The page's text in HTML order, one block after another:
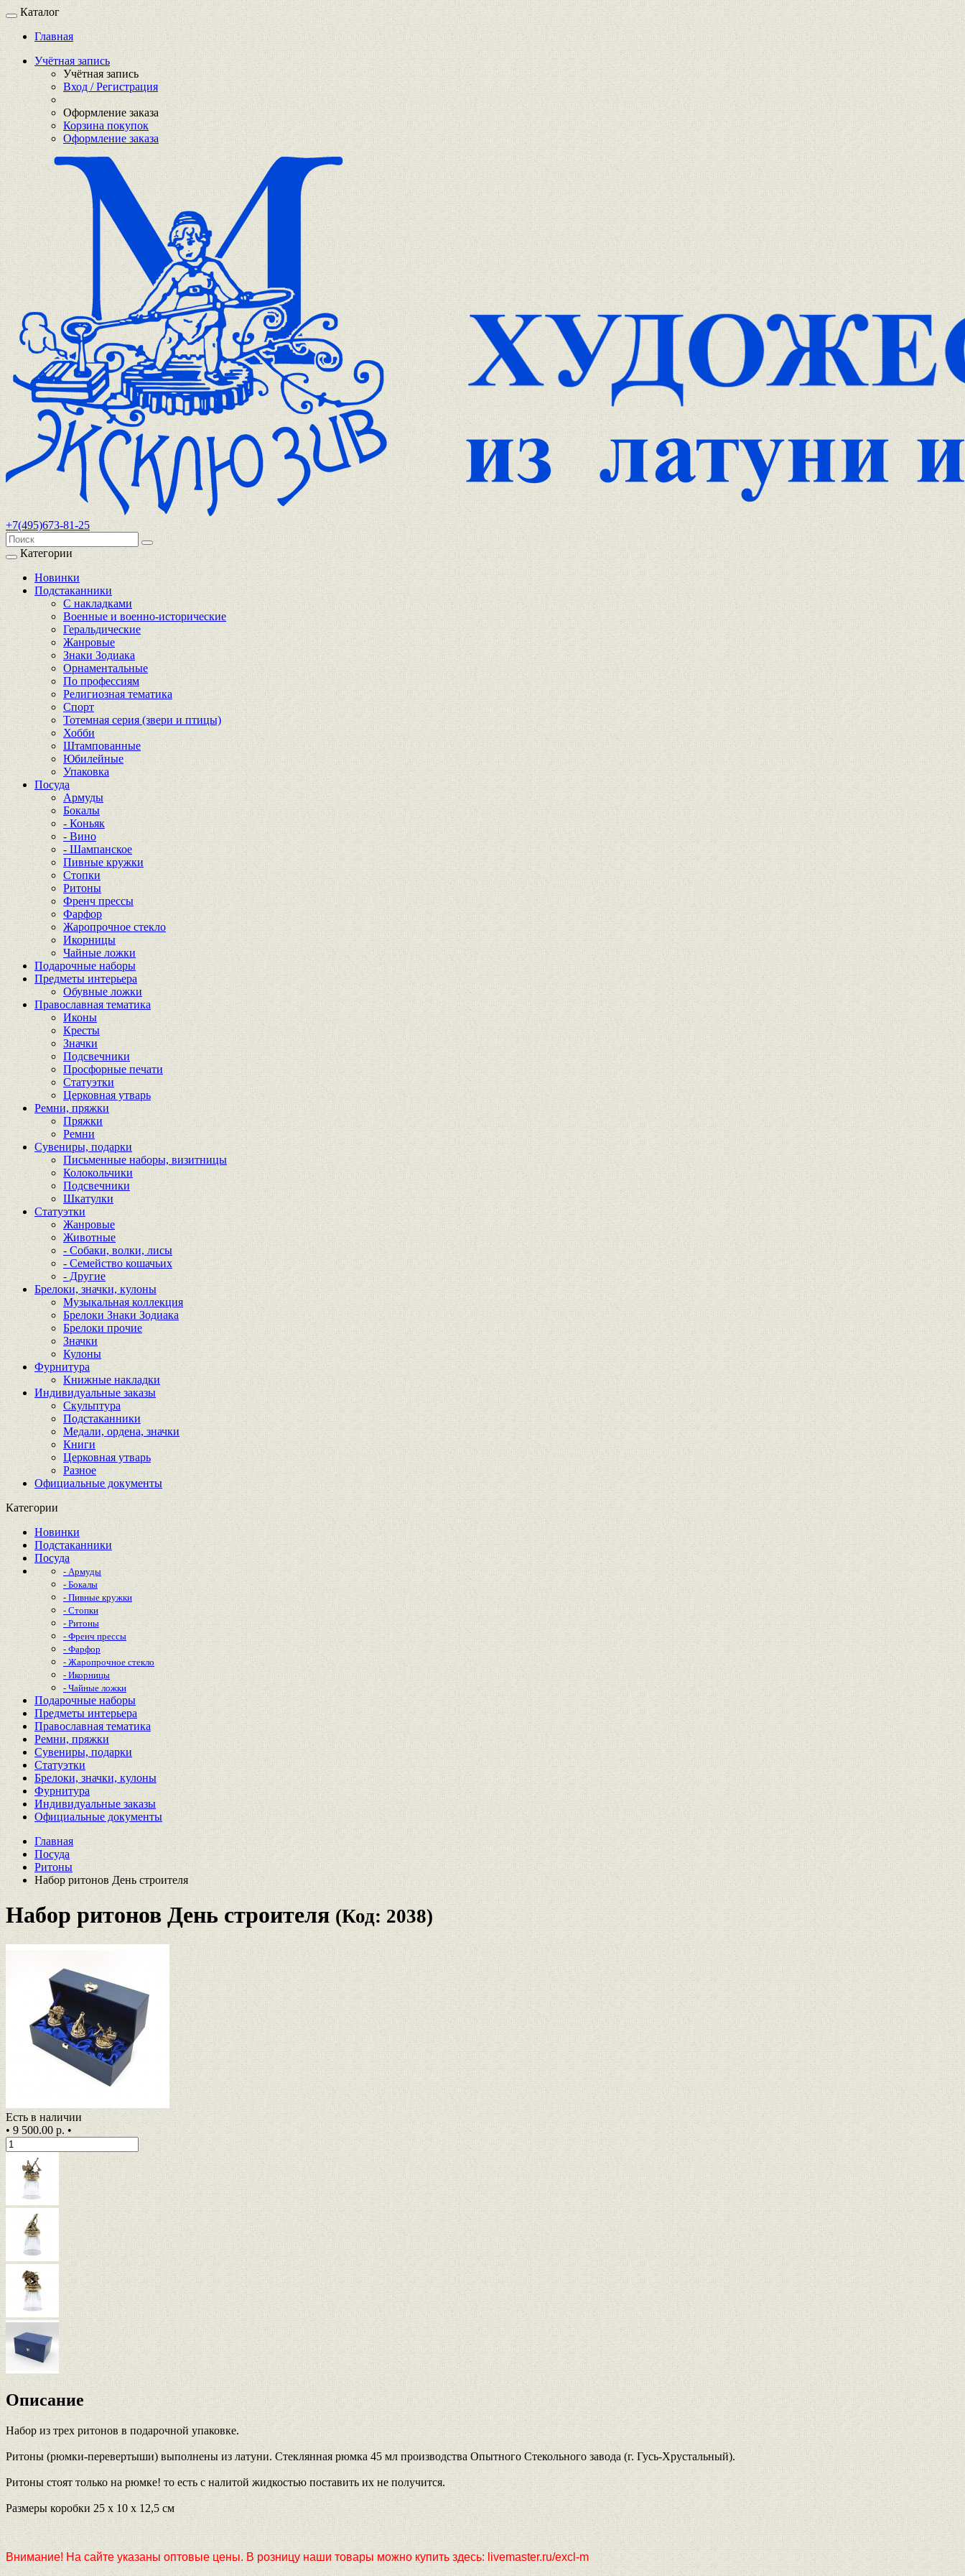
Каталог
Главная
Учётная запись
Учётная запись
Вход / Регистрация
Оформление заказа
Корзина покупок
Оформление заказа
+7(495)673-81-25
Категории
Новинки
Подстаканники
С накладками
Военные и военно-исторические
Геральдические
Жанровые
Знаки Зодиака
Орнаментальные
По профессиям
Религиозная тематика
Спорт
Тотемная серия (звери и птицы)
Хобби
Штампованные
Юбилейные
Упаковка
Посуда
Армуды
Бокалы
- Коньяк
- Вино
- Шампанское
Пивные кружки
Стопки
Ритоны
Френч прессы
Фарфор
Жаропрочное стекло
Икорницы
Чайные ложки
Подарочные наборы
Предметы интерьера
Обувные ложки
Православная тематика
Иконы
Кресты
Значки
Подсвечники
Просфорные печати
Статуэтки
Церковная утварь
Ремни, пряжки
Пряжки
Ремни
Сувениры, подарки
Письменные наборы, визитницы
Колокольчики
Подсвечники
Шкатулки
Статуэтки
Жанровые
Животные
- Собаки, волки, лисы
- Семейство кошачьих
- Другие
Брелоки, значки, кулоны
Музыкальная коллекция
Брелоки Знаки Зодиака
Брелоки прочие
Значки
Кулоны
Фурнитура
Книжные накладки
Индивидуальные заказы
Скульптура
Подстаканники
Медали, ордена, значки
Книги
Церковная утварь
Разное
Официальные документы
Категории
Новинки
Подстаканники
Посуда
- Армуды
- Бокалы
- Пивные кружки
- Стопки
- Ритоны
- Френч прессы
- Фарфор
- Жаропрочное стекло
- Икорницы
- Чайные ложки
Подарочные наборы
Предметы интерьера
Православная тематика
Ремни, пряжки
Сувениры, подарки
Статуэтки
Брелоки, значки, кулоны
Фурнитура
Индивидуальные заказы
Официальные документы
Главная
Посуда
Ритоны
Набор ритонов День строителя
Набор ритонов День строителя (Код: 2038)
Есть в наличии
• 9 500.00 р.•
Описание
Набор из трех ритонов в подарочной упаковке.
Ритоны (рюмки-перевертыши) выполнены из латуни. Стеклянная рюмка 45 мл производства Опытного Стекольного завода (г. Гусь-Хрустальный).
Ритоны стоят только на рюмке! то есть с налитой жидкостью поставить их не получится.
Размеры коробки 25 х 10 х 12,5 см
Внимание! На сайте указаны оптовые цены. В розницу наши товары можно купить здесь: livemaster.ru/excl-m